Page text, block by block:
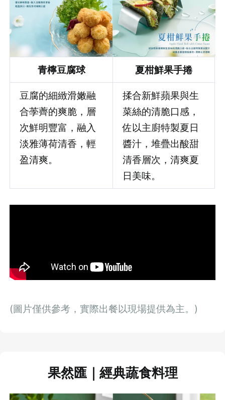
青檸豆腐球 夏柑鮮果手捲
豆腐的細緻滑嫩融
合荸薺的爽脆，層
次鮮明豐富，融入
淡雅薄荷清香，輕
盈清爽。
揉合新鮮蘋果與生
菜絲的清脆口感，
佐以主廚特製夏日
醬汁，堆疊出酸甜
清香層次，清爽夏
日美味。
(圖片僅供參考，實際出餐以現場提供為主。)
果然匯｜經典蔬食料理